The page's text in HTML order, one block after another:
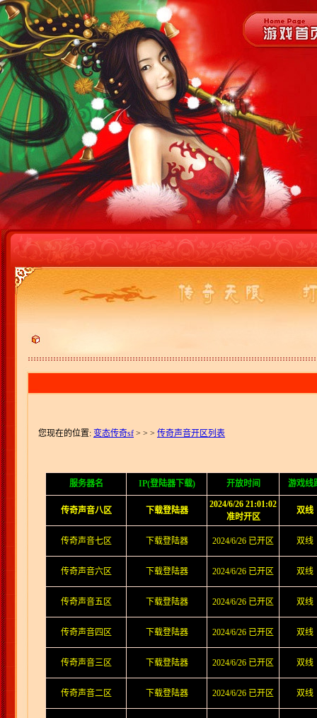
您现在的位置: 变态传奇sf > > > 传奇声音开区列表
服务器名 IP(登陆器下载) 开放时间 游戏线
传奇声音八区 下载登陆器
2024/6/26 21:01:02
准时开区
双线
传奇声音七区 下载登陆器 2024/6/26 已开区 双线
传奇声音六区 下载登陆器 2024/6/26 已开区 双线
传奇声音五区 下载登陆器 2024/6/26 已开区 双线
传奇声音四区 下载登陆器 2024/6/26 已开区 双线
传奇声音三区 下载登陆器 2024/6/26 已开区 双线
传奇声音二区 下载登陆器 2024/6/26 已开区 双线